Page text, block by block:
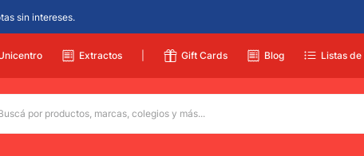
sin intereses.
Extractos Gift Cards Blog Listas de
por productos, marcas, colegios y más...